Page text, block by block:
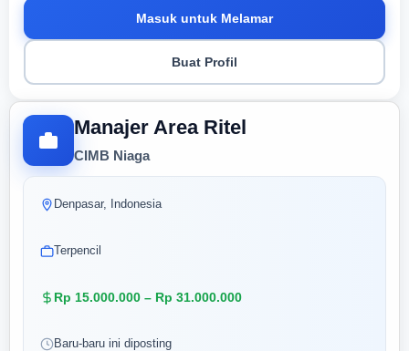
Manajer Area Ritel
CIMB Niaga
Denpasar, Indonesia
Terpencil
Rp 15.000.000 – Rp 31.000.000
Baru-baru ini diposting
Masuk untuk Melamar
Buat Profil